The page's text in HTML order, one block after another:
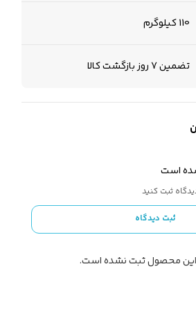
110 کیلوگرم
تضمین 7 روز بازگشت کالا
است
ثبت کنید
ثبت دیدگاه
این محصول ثبت نشده است.